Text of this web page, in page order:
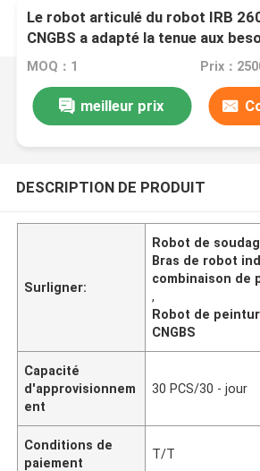
Le robot articulé du robot IRB
CNGBS a adapté la tenue aux
protection pour le pistolage de
MOQ：1 Prix：
meilleur prix
DESCRIPTION DE PRODUIT
Surligner:
Robot de
Bras de robot
combinaison de
,
Robot de
CNGBS
Capacité
d'approvisionnem
ent
30 PCS/30 - jour
Conditions de
paiement
T/T